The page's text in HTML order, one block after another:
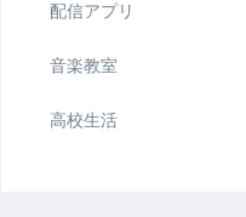
配信アプリ
音楽教室
高校生活